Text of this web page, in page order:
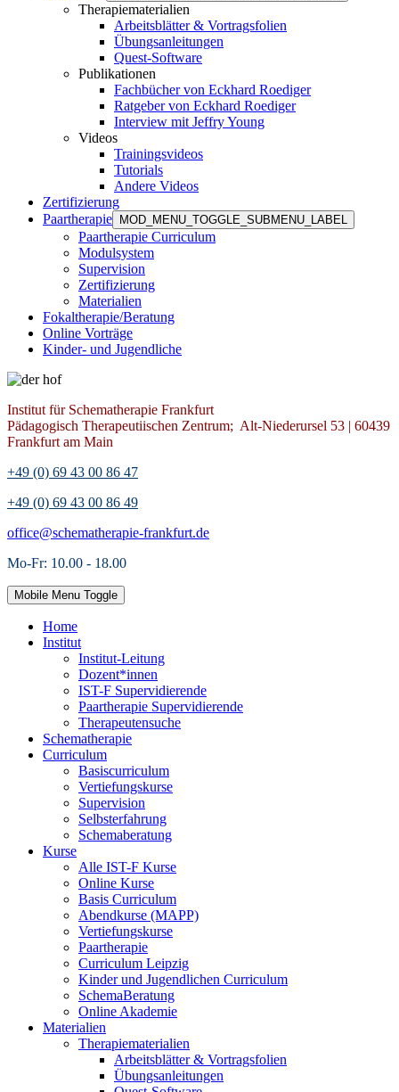
Therapiematerialien
Arbeitsblätter & Vortragsfolien
Übungsanleitungen
Quest-Software
Publikationen
Fachbücher von Eckhard Roediger
Ratgeber von Eckhard Roediger
Interview mit Jeffry Young
Videos
Trainingsvideos
Tutorials
Andere Videos
Zertifizierung
Paartherapie MOD_MENU_TOGGLE_SUBMENU_LABEL
Paartherapie Curriculum
Modulsystem
Supervision
Zertifizierung
Materialien
Fokaltherapie/Beratung
Online Vorträge
Kinder- und Jugendliche
Institut für Schematherapie Frankfurt
Pädagogisch Therapeutiischen Zentrum; Alt-Niederursel 53 | 60439
Frankfurt am Main
+49 (0) 69 43 00 86 47
+49 (0) 69 43 00 86 49
office@schematherapie-frankfurt.de
Mo-Fr: 10.00 - 18.00
Mobile Menu Toggle
Home
Institut
Institut-Leitung
Dozent*innen
IST-F Supervidierende
Paartherapie Supervidierende
Therapeutensuche
Schematherapie
Curriculum
Basiscurriculum
Vertiefungskurse
Supervision
Selbsterfahrung
Schemaberatung
Kurse
Alle IST-F Kurse
Online Kurse
Basis Curriculum
Abendkurse (MAPP)
Vertiefungskurse
Paartherapie
Curriculum Leipzig
Kinder und Jugendlichen Curriculum
SchemaBeratung
Online Akademie
Materialien
Therapiematerialien
Arbeitsblätter & Vortragsfolien
Übungsanleitungen